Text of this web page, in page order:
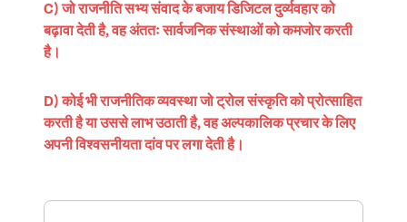
C) जो राजनीति सभ्य संवाद के बजाय डिजिटल दुर्व्यवहार को
बढ़ावा देती है, वह अंततः सार्वजनिक संस्थाओं को कमजोर करती
है।
D) कोई भी राजनीतिक व्यवस्था जो ट्रोल संस्कृति को प्रोत्साहित
करती है या उससे लाभ उठाती है, वह अल्पकालिक प्रचार के लिए
अपनी विश्वसनीयता दांव पर लगा देती है।